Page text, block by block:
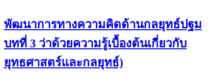
พัฒนาการทางความคิดด้านกลยุทธ์ปฐม
บทที่ 3 ว่าด้วยความรู้เบื้องต้นเกี่ยวกับ
ยุทธศาสตร์และกลยุทธ์)